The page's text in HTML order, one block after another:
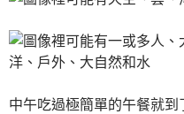
中午吃過極簡單的午餐就